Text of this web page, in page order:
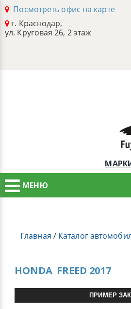
Посмотреть офис на карте
г. Краснодар,
ул. Круговая 26, 2 этаж
МЕНЮ
Главная / Каталог
HONDA FREED 2017
ПРИМЕР